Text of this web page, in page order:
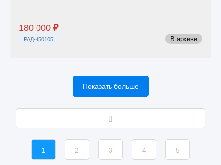
180 000 ₽
РАД-450105 В архиве
Показать больше
1 2 3 4 5